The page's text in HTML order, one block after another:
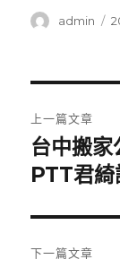
作
admin
章
導
覽
上一篇文章
上
一
文
章:
台中搬
PTT君綺
下一篇文章